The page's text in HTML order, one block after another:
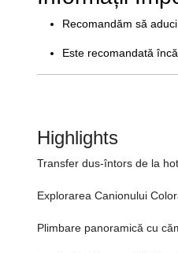
Recomandăm să
Este recomandată
Highlights
Transfer dus-întors de la
Explorarea Canionului
Plimbare panoramică cu